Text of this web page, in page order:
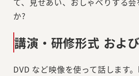
か?
講演・研修形式 およ
DVD など映像を使って話します